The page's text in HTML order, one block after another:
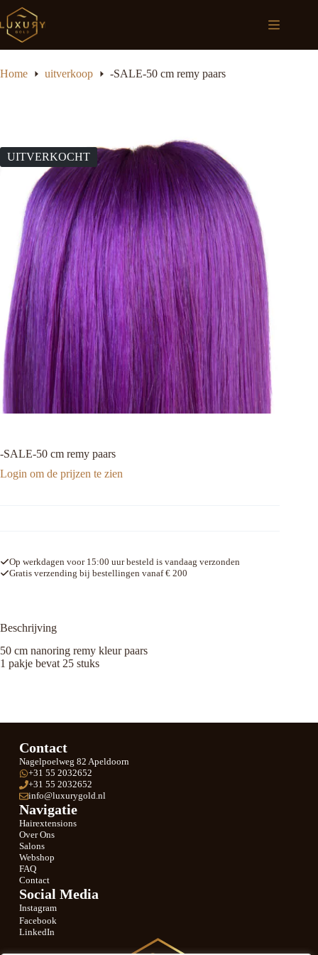
naar
de
inhoud
Winkelwagen
Home uitverkoop -SALE-50 cm remy paars
UITVERKOCHT
-SALE-50 cm remy paars
Login om de prijzen te zien
Op werkdagen voor 15:00 uur besteld is vandaag verzonden
Gratis verzending bij bestellingen vanaf € 200
Beschrijving
50 cm nanoring remy kleur paars
1 pakje bevat 25 stuks
Contact
Nagelpoelweg 82 Apeldoorn
+31 55 2032652
+31 55 2032652
info@luxurygold.nl
Navigatie
Hairextensions
Over Ons
Salons
Webshop
FAQ
Contact
Social Media
Instagram
Facebook
LinkedIn